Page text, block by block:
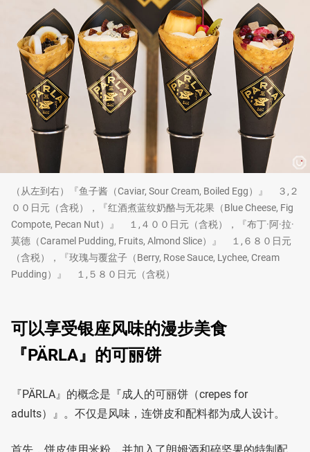
（从左到右）『鱼子酱（Caviar, Sour Cream, Boiled Egg）』 ３,２
００日元（含税），『红酒煮蓝纹奶酪与无花果（Blue Cheese, Fig
Compote, Pecan Nut）』 １,４００日元（含税），『布丁·阿·拉·
莫德（Caramel Pudding, Fruits, Almond Slice）』 １,６８０日元
（含税），『玫瑰与覆盆子（Berry, Rose Sauce, Lychee, Cream
Pudding）』 １,５８０日元（含税）
可以享受银座风味的漫步美食
『PÄRLA』的可丽饼
『PÄRLA』的概念是『成人的可丽饼（crepes for
adults）』。不仅是风味，连饼皮和配料都为成人设计。